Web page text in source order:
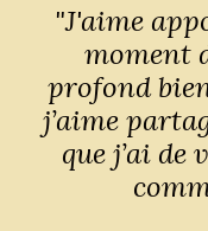
"J'aime
moment
profond
j’aime
que j’ai